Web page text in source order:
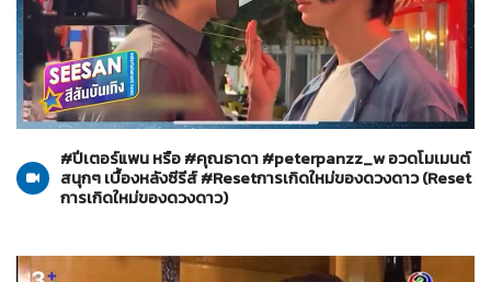
17-04-2568
Reset การเกิดใหม่ของดวงดาว
#ปีเตอร์แพน หรือ #คุณธาดา #peterpanzz_w อวดโมเมนต์
สนุกๆ เบื้องหลังซีรีส์ #Resetการเกิดใหม่ของดวงดาว (Reset
การเกิดใหม่ของดวงดาว)